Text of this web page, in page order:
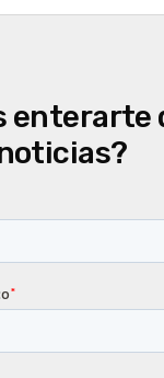
enterarte